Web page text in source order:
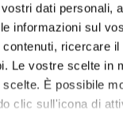
dati personali,
informazioni sul
ricercare
Le vostre scelte in
È possibile
clic sull'icona di